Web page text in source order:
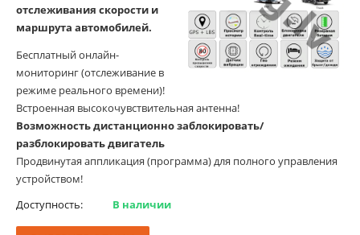
отслеживания скорости и
маршрута автомобилей.
Бесплатный онлайн-
мониторинг (отслеживание в
режиме реального времени)!
Встроенная высокочувствительная антенна!
Возможность дистанционно заблокировать/
разблокировать двигатель
Продвинутая аппликация (программа) для полного управления
устройством!
Доступность:
В наличии